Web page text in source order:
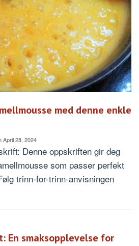
med denne enkle
April 28, 2024
Denne oppskriften gir deg
som passer perfekt
trinn-for-trinn-anvisningen
smaksopplevelse for